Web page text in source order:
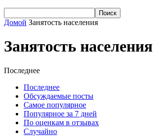
Домой Занятость населения
Занятость населения
Последнее
Последнее
Обсуждаемые посты
Самое популярное
Популярное за 7 дней
По оценкам в отзывах
Случайно